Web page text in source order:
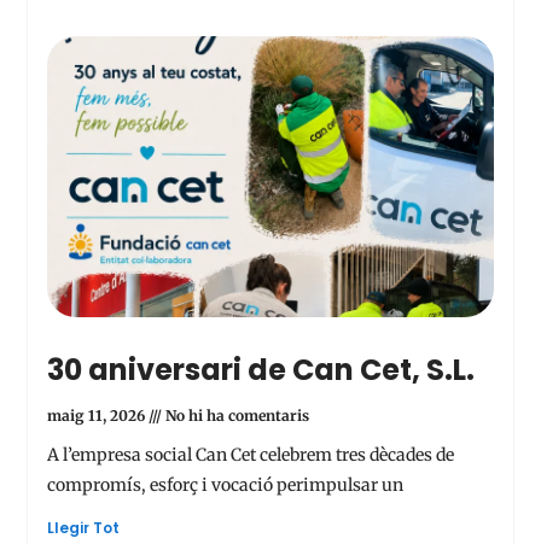
30 aniversari de Can Cet, S.L.
maig 11, 2026 No hi ha comentaris
A l’empresa social Can Cet celebrem tres dècades de
compromís, esforç i vocació perimpulsar un
Llegir Tot